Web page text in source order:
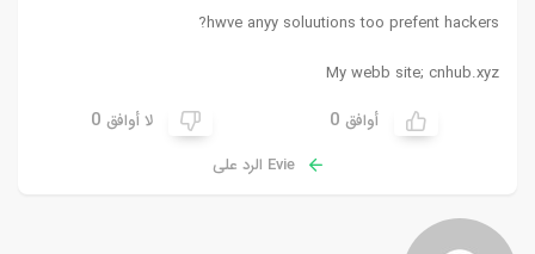
hwve anyy soluutions too prefent hackers?
My webb site; cnhub.xyz
أوافق 0 لا أوافق 0
Evie الرد على